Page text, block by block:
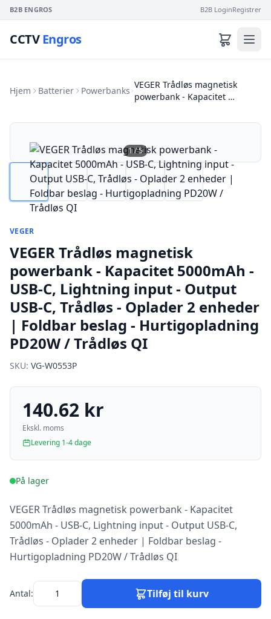
B2B ENGROS B2B LoginRegistrer
CCTVEngros
Hjem Batterier Powerbanks
VEGER Trådløs magnetisk
powerbank - Kapacitet …
1/5
VEGER
VEGER Trådløs magnetisk
powerbank - Kapacitet 5000mAh -
USB-C, Lightning input - Output
USB-C, Trådløs - Oplader 2 enheder
| Foldbar beslag - Hurtigopladning
PD20W / Trådløs QI
SKU: VG-W0553P
140.62 kr
Ekskl. moms
Levering 1-4 dage
På lager
VEGER Trådløs magnetisk powerbank - Kapacitet
5000mAh - USB-C, Lightning input - Output USB-C,
Trådløs - Oplader 2 enheder | Foldbar beslag -
Hurtigopladning PD20W / Trådløs QI
Antal: Tilføj til kurv